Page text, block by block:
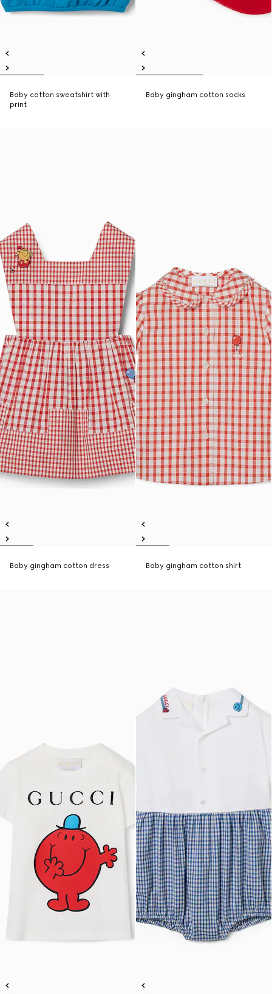
Baby cotton sweatshirt with
print
Baby gingham cotton socks
Baby gingham cotton dress Baby gingham cotton shirt